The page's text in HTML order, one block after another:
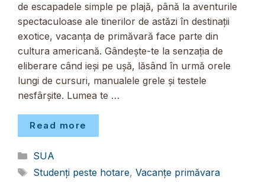
de escapadele simple pe plajă, până la aventurile
spectaculoase ale tinerilor de astăzi în destinații
exotice, vacanța de primăvară face parte din
cultura americană. Gândește-te la senzația de
eliberare când ieși pe ușă, lăsând în urmă orele
lungi de cursuri, manualele grele și testele
nesfârșite. Lumea te …
Read more
Categorii
SUA
Etichete
Studenți peste hotare, Vacanțe primăvara